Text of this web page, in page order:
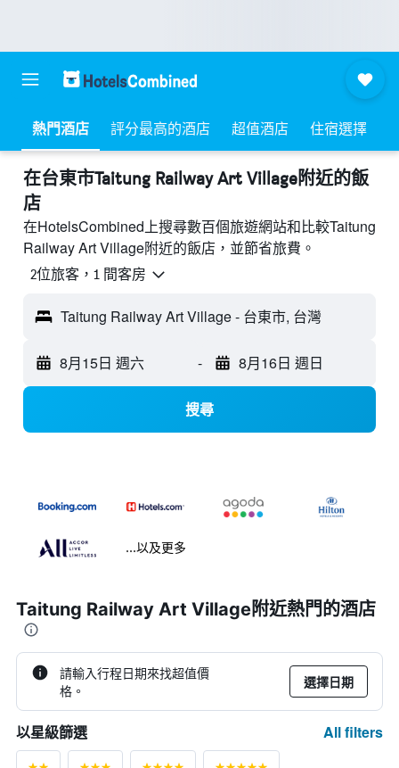
熱門酒店 評分最高的酒店 超值酒店 住宿選擇
​在台東市Taitung Railway Art Village附近​的飯
店
在HotelsCombined上搜尋數百個旅遊網站和比較Taitung
Railway Art Village附近的飯店，並節省旅費。
2位旅客，1 間客房
Taitung Railway Art Village - 台東市, 台灣
8月15日 週六 - 8月16日 週日
搜尋
...以及更多
Taitung Railway Art Village附近熱門的酒店
請輸入行程日期來找超值價
格。
選擇日期
以星級篩選 All filters